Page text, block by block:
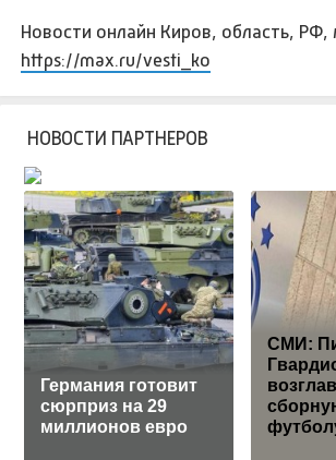
Новости онлайн Киров, область, РФ,
https://max.ru/vesti_ko
НОВОСТИ ПАРТНЕРОВ
Германия готовит
сюрприз на 29
миллионов евро
СМИ: